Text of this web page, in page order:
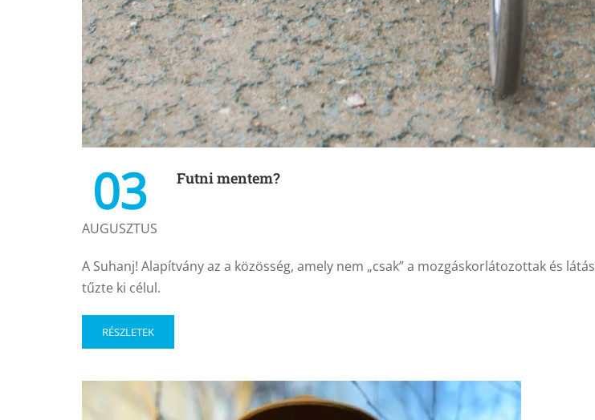
03
AUGUSZTUS
Futni mentem?
A Suhanj! Alapítvány az a közösség, amely nem „csak” a mozgáskorlátozottak és
tűzte ki célul.
RÉSZLETEK